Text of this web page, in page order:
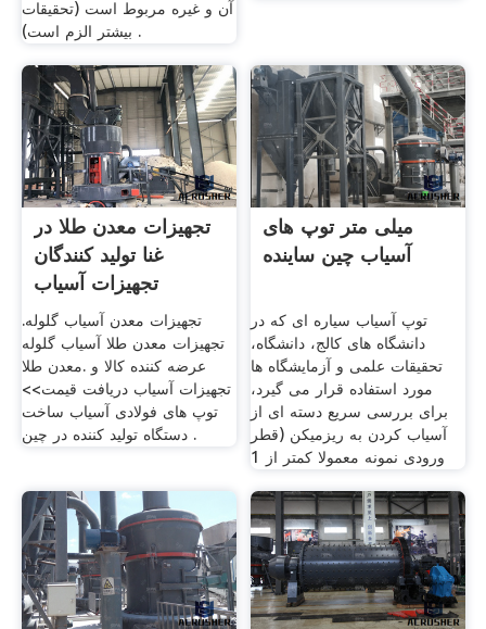
آن و غیره مربوط است (تحقیقات
بیشتر الزم است) .
تجهیزات معدن طلا در
غنا تولید کنندگان
تجهیزات آسیاب
تجهیزات معدن آسیاب گلوله.
تجهیزات معدن طلا آسیاب گلوله
عرضه کننده کالا و .معدن طلا
تجهیزات آسیاب دریافت قیمت>>
توپ های فولادی آسیاب ساخت
دستگاه تولید کننده در چین .
میلی متر توپ های
آسیاب چین ساینده
توپ آسیاب سیاره ای که در
دانشگاه های کالج، دانشگاه،
تحقیقات علمی و آزمایشگاه ها
مورد استفاده قرار می گیرد،
برای بررسی سریع دسته ای از
آسیاب کردن به ریزمیکن (قطر
ورودی نمونه معمولا کمتر از 1